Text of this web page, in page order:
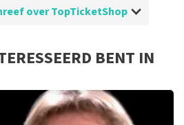
over TopTicketShop
overTopTicketShopBENT IN